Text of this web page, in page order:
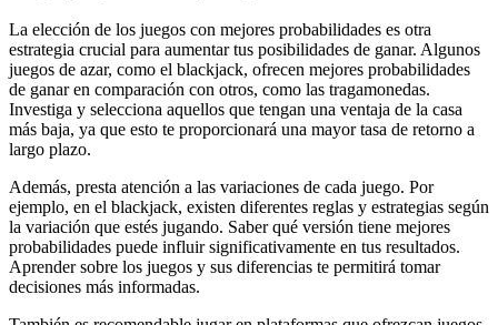
La elección de los juegos con mejores probabilidades es otra
estrategia crucial para aumentar tus posibilidades de ganar. Algunos
juegos de azar, como el blackjack, ofrecen mejores probabilidades
de ganar en comparación con otros, como las tragamonedas.
Investiga y selecciona aquellos que tengan una ventaja de la casa
más baja, ya que esto te proporcionará una mayor tasa de retorno a
largo plazo.
Además, presta atención a las variaciones de cada juego. Por
ejemplo, en el blackjack, existen diferentes reglas y estrategias según
la variación que estés jugando. Saber qué versión tiene mejores
probabilidades puede influir significativamente en tus resultados.
Aprender sobre los juegos y sus diferencias te permitirá tomar
decisiones más informadas.